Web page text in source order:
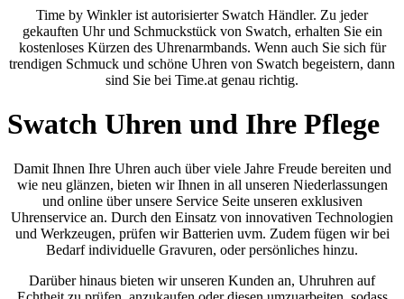
Time by Winkler ist autorisierter Swatch Händler. Zu jeder
gekauften Uhr und Schmuckstück von Swatch, erhalten Sie ein
kostenloses Kürzen des Uhrenarmbands. Wenn auch Sie sich für
trendigen Schmuck und schöne Uhren von Swatch begeistern, dann
sind Sie bei Time.at genau richtig.
Swatch Uhren und Ihre Pflege
Damit Ihnen Ihre Uhren auch über viele Jahre Freude bereiten und
wie neu glänzen, bieten wir Ihnen in all unseren Niederlassungen
und online über unsere Service Seite unseren exklusiven
Uhrenservice an. Durch den Einsatz von innovativen Technologien
und Werkzeugen, prüfen wir Batterien uvm. Zudem fügen wir bei
Bedarf individuelle Gravuren, oder persönliches hinzu.
Darüber hinaus bieten wir unseren Kunden an, Uhruhren auf